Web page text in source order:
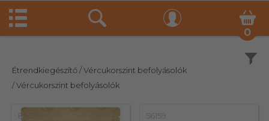
0
Étrendkiegészítő/ Vércukorszint befolyásolók
/ Vércukorszint befolyásolók
86629 56159